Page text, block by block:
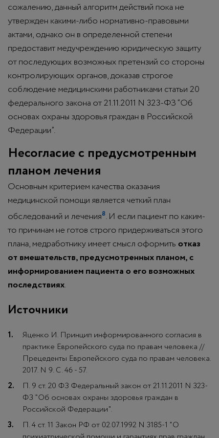
сожалению, данный алгоритм действий пока не
утвержден какими-либо нормативно-правовыми
актами, однако он в определенной степени
предоставит медучреждению юридическую защиту
от последующих возможных претензий со стороны
контролирующих органов, доказав строгое
соблюдение медицинскими работниками статьи 20
федерального закона от 21.11.2011 N 323-ФЗ “Об
основах охраны здоровья граждан в Российской
Федерации”.
Несогласие с предусмотренным
планом лечения
Основным критерием качества оказания
медицинской помощи является четкий план
обследований и лечения8. И если пациент по каким-
то причинам не готов строго придерживаться этого
плана, медработнику имеет смысл оформить отказ
от вмешательств, предусмотренных планом, с
информированием пациента о его возможных
последствиях.
Источники
Яценко И. Принцип информированного согласия в
практике Европейского суда по правам человека //
Прецеденты Европейского суда по правам человека.
2017. N 9. С. 46 - 57.
П. 9 ст. 20 ФЗ Федеральный закон от 21.11.2011 N 323-
ФЗ "Об основах охраны здоровья граждан в
Российской Федерации".
П. 4 ст. 11 Закон РФ от 02.07.1992 N 3185-1 "О